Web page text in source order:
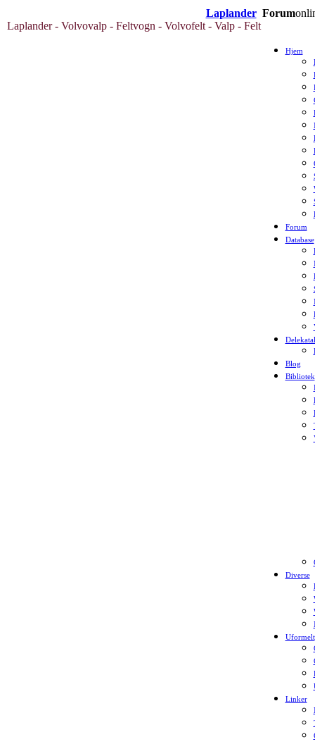
Laplander Forum
Laplander - Volvovalp - Feltvogn - Volvofelt - Valp - Felt
Hjem
Forum
Database
Blog
Bibliotek
Diverse
Uformelt
Linker